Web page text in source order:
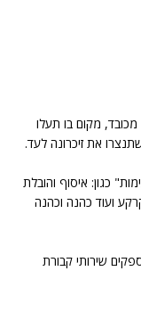
מקום בו תעלו
את זיכרונה לעד.
כגון: איסוף והובלת
ועוד כהנה וכהנה
שירותי קבורת